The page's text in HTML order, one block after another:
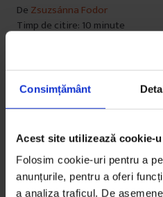
Consimțământ
Acest site utilizează cookie-
Folosim cookie-uri pentru a
anunțurile, pentru a oferi
a analiza traficul. De
De Zsuzsánna Fodor
Timp de citire: 10 minute